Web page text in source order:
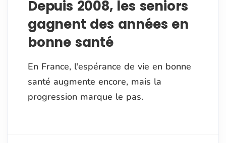
Depuis 2008, les seniors
gagnent des années en
bonne santé
En France, l'espérance de vie en bonne
santé augmente encore, mais la
progression marque le pas.